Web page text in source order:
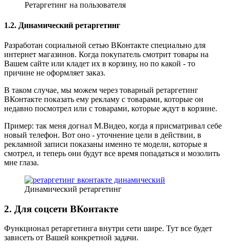
Ретаргетинг на пользователя
1.2. Динамический ретаргетинг
Разработан социальной сетью ВКонтакте специально для
интернет магазинов. Когда покупатель смотрит товары на
Вашем сайте или кладет их в корзину, но по какой - то
причине не оформляет заказ.
В таком случае, мы можем через товарный ретаргетинг
ВКонтакте показать ему рекламу с товарами, которые он
недавно посмотрел или с товарами, которые ждут в корзине.
Пример: так меня догнал М.Видео, когда я присматривал себе
новый телефон. Вот оно - уточнение цели в действии, в
рекламной записи показаны именно те модели, которые я
смотрел, и теперь они будут все время попадаться и мозолить
мне глаза.
Динамический ретаргетинг
2. Для соцсети ВКонтакте
Функционал ретаргетинга внутри сети шире. Тут все будет
зависеть от Вашей конкретной задачи.